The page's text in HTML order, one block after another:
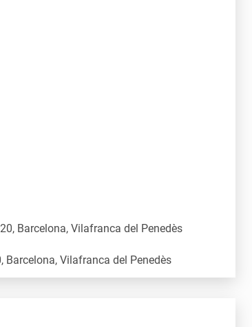
Barcelona, Vilafranca del Penedès